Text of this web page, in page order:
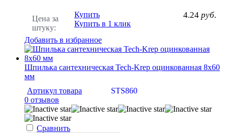
Цена за
штуку:
4.24 руб.
Купить
Купить в 1 клик
Добавить в избранное
Шпилька сантехническая Tech-Krep оцинкованная 8х60
мм
Артикул товара
STS860
0 отзывов
Сравнить